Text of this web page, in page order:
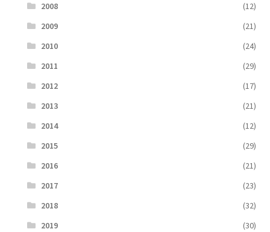
2008
(12)
2009
(21)
2010
(24)
2011
(29)
2012
(17)
2013
(21)
2014
(12)
2015
(29)
2016
(21)
2017
(23)
2018
(32)
2019
(30)